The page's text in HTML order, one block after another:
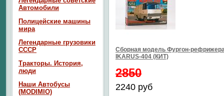
Сборная модель Фургон-
IKARUS-404 (КИТ)
2850
2240 руб
Автомобили
Полицейские машины
мира
Легендарные грузовики
СССР
Тракторы. История,
люди
Наши Автобусы
(MODIMIO)